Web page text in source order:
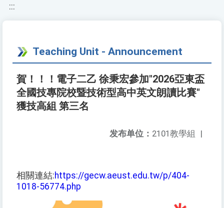
:::
Teaching Unit - Announcement
賀！！！電子二乙 徐秉宏參加"2026亞東盃
全國技專院校暨技術型高中英文朗讀比賽"
獲技高組 第三名
发布单位： 2101教學組 |
相關連結:https://gecw.aeust.edu.tw/p/404-
1018-56774.php